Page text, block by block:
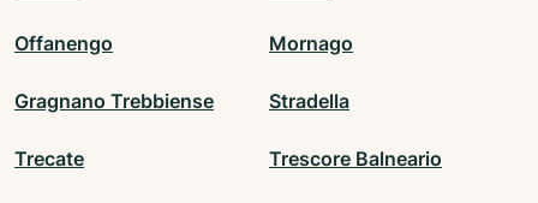
Offanengo Mornago
Gragnano Trebbiense Stradella
Trecate Trescore Balneario